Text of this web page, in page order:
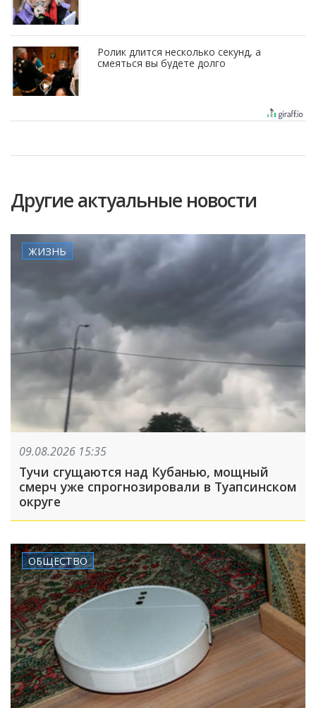
Ролик длится несколько секунд, а
смеяться вы будете долго
Другие актуальные новости
ЖИЗНЬ
09.08.2026 15:35
Тучи сгущаются над Кубанью, мощный
смерч уже спрогнозировали в Туапсинском
округе
ОБЩЕСТВО